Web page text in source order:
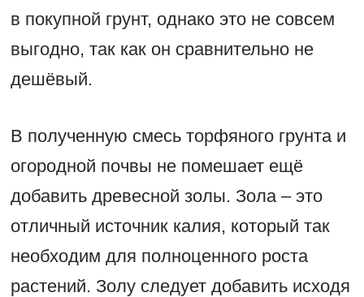
в покупной грунт, однако это не совсем
выгодно, так как он сравнительно не
дешёвый.
В полученную смесь торфяного грунта и
огородной почвы не помешает ещё
добавить древесной золы. Зола – это
отличный источник калия, который так
необходим для полноценного роста
растений. Золу следует добавить исходя